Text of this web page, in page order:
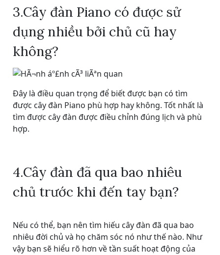
3.Cây đàn Piano có được sử
dụng nhiều bởi chủ cũ hay
không?
Đây là điều quan trọng để biết được bạn có tìm
được cây đàn Piano phù hợp hay không. Tốt nhất là
tìm được cây đàn được điều chỉnh đúng lịch và phù
hợp.
4.Cây đàn đã qua bao nhiêu
chủ trước khi đến tay bạn?
Nếu có thể, bạn nên tìm hiếu cây đàn đã qua bao
nhiêu đời chủ và họ chăm sóc nó như thế nào. Như
vậy bạn sẽ hiểu rõ hơn về tần suất hoạt động của